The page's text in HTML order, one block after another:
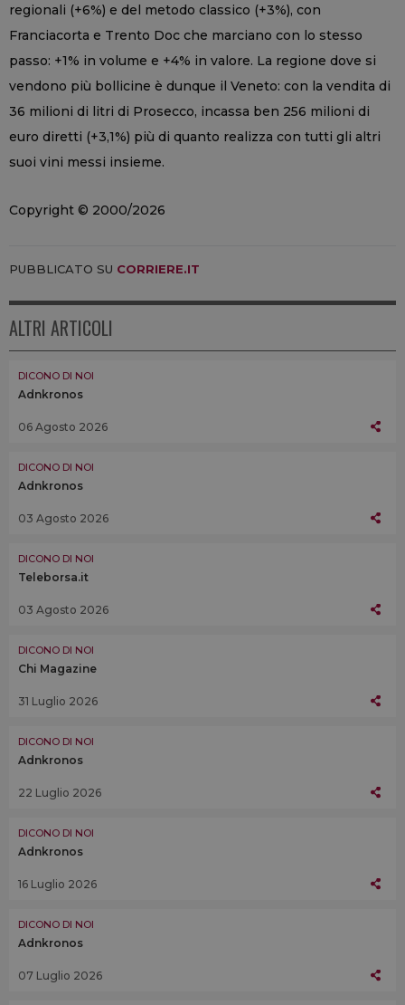
regionali (+6%) e del metodo classico (+3%), con
Franciacorta e Trento Doc che marciano con lo stesso
passo: +1% in volume e +4% in valore. La regione dove si
vendono più bollicine è dunque il Veneto: con la vendita di
36 milioni di litri di Prosecco, incassa ben 256 milioni di
euro diretti (+3,1%) più di quanto realizza con tutti gli altri
suoi vini messi insieme.
Copyright © 2000/2026
PUBBLICATO SU CORRIERE.IT
ALTRI ARTICOLI
DICONO DI NOI
Adnkronos
06 Agosto 2026
DICONO DI NOI
Adnkronos
03 Agosto 2026
DICONO DI NOI
Teleborsa.it
03 Agosto 2026
DICONO DI NOI
Chi Magazine
31 Luglio 2026
DICONO DI NOI
Adnkronos
22 Luglio 2026
DICONO DI NOI
Adnkronos
16 Luglio 2026
DICONO DI NOI
Adnkronos
07 Luglio 2026